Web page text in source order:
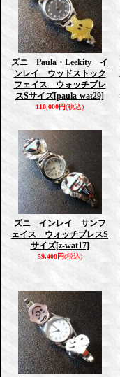
ズニ Paula・Leekity イ
ンレイ ウッドストック
フェイス ウォッチブレ
スSサイズ[paula-wat29]
110,000円(税込)
ズニ インレイ サンフ
ェイス ウォッチブレスS
サイズ[z-wat17]
59,400円(税込)